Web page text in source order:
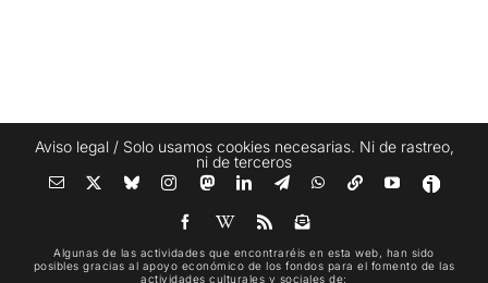
Aviso legal / Solo usamos cookies necesarias. Ni de rastreo,
ni de terceros
Algunas de las actividades que encontraréis en esta web, han sido
posibles gracias al apoyo económico de los fondos para el fomento de las
actividades culturales y sociales de: